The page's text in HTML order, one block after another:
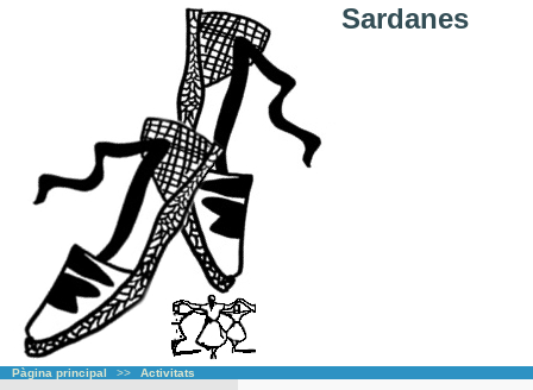
Sardanes
Pàgina principal >> Activitats